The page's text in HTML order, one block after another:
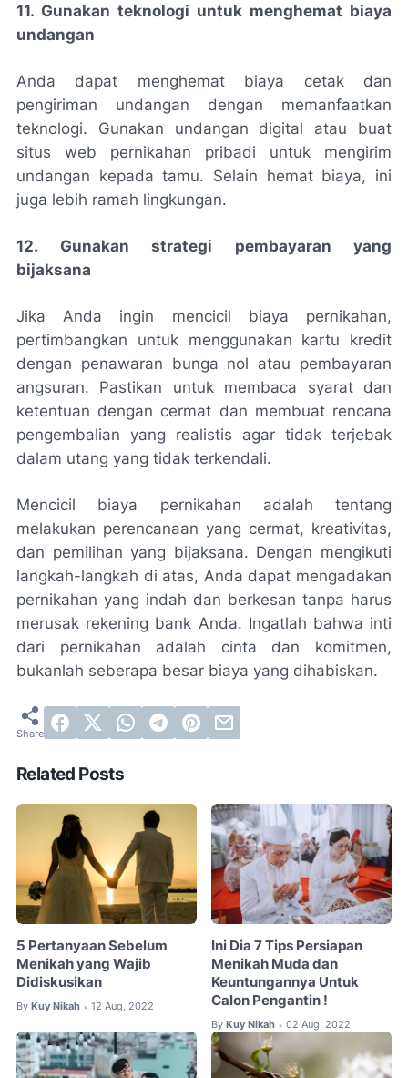
11. Gunakan teknologi untuk menghemat biaya
undangan
Anda dapat menghemat biaya cetak dan
pengiriman undangan dengan memanfaatkan
teknologi. Gunakan undangan digital atau buat
situs web pernikahan pribadi untuk mengirim
undangan kepada tamu. Selain hemat biaya, ini
juga lebih ramah lingkungan.
12. Gunakan strategi pembayaran yang
bijaksana
Jika Anda ingin mencicil biaya pernikahan,
pertimbangkan untuk menggunakan kartu kredit
dengan penawaran bunga nol atau pembayaran
angsuran. Pastikan untuk membaca syarat dan
ketentuan dengan cermat dan membuat rencana
pengembalian yang realistis agar tidak terjebak
dalam utang yang tidak terkendali.
Mencicil biaya pernikahan adalah tentang
melakukan perencanaan yang cermat, kreativitas,
dan pemilihan yang bijaksana. Dengan mengikuti
langkah-langkah di atas, Anda dapat mengadakan
pernikahan yang indah dan berkesan tanpa harus
merusak rekening bank Anda. Ingatlah bahwa inti
dari pernikahan adalah cinta dan komitmen,
bukanlah seberapa besar biaya yang dihabiskan.
Related Posts
5 Pertanyaan Sebelum
Menikah yang Wajib
Didiskusikan
By Kuy Nikah • 12 Aug, 2022
Ini Dia 7 Tips Persiapan
Menikah Muda dan
Keuntungannya Untuk
Calon Pengantin !
By Kuy Nikah • 02 Aug, 2022